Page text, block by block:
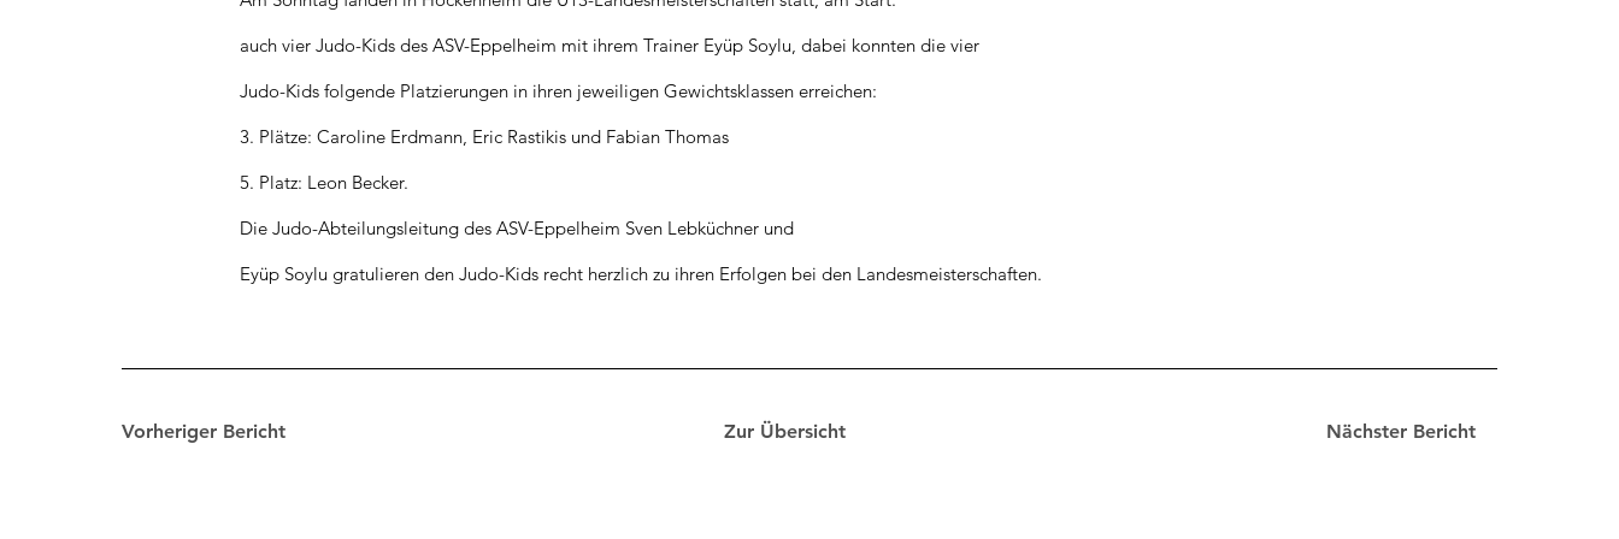
Vorheriger Bericht Nächster Bericht
auch vier Judo-Kids des ASV-Eppelheim mit ihrem Trainer Eyüp Soylu, dabei konnten die vier
Judo-Kids folgende Platzierungen in ihren jeweiligen Gewichtsklassen erreichen:
3. Plätze: Caroline Erdmann, Eric Rastikis und Fabian Thomas
5. Platz: Leon Becker.
Die Judo-Abteilungsleitung des ASV-Eppelheim Sven Lebküchner und
Eyüp Soylu gratulieren den Judo-Kids recht herzlich zu ihren Erfolgen bei den Landesmeisterschaften.
Zur Übersicht